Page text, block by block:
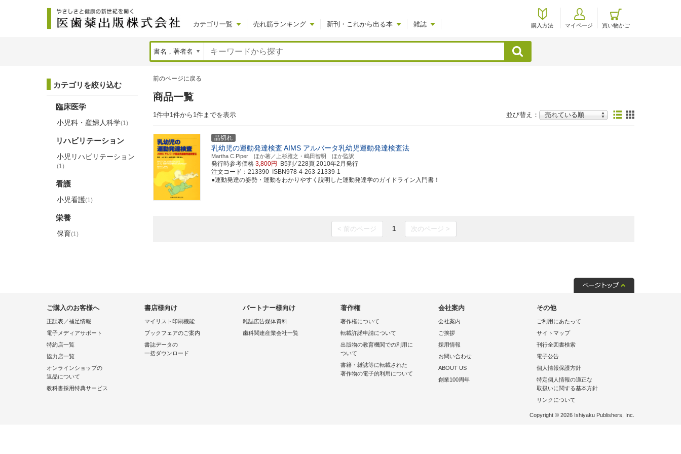
カテゴリ一覧 売れ筋ランキング 新刊・これから出る本 雑誌 購入方法 マイページ 買い物かご
検索
前のページに戻る
商品一覧
1件中1件から1件までを表示 並び替え：
品切れ
乳幼児の運動発達検査 AIMS アルバータ乳幼児運動発達検査法
Martha C.Piper ほか著／上杉雅之・嶋田智明 ほか監訳
発行時参考価格 3,800円 B5判 ⁄ 228頁 2010年2月発行
注文コード：213390 ISBN978-4-263-21339-1
●運動発達の姿勢・運動をわかりやすく説明した運動発達学のガイドライン入門書！
< 前のページ 1 次のページ >
カテゴリを絞り込む
臨床医学
小児科・産婦人科学(1)
リハビリテーション
小児リハビリテーション
(1)
看護
小児看護(1)
栄養
保育(1)
ご購入のお客様へ
正誤表／補足情報
電子メディアサポート
特約店一覧
協力店一覧
オンラインショップの
返品について
教科書採用特典サービス
書店様向け
マイリスト印刷機能
ブックフェアのご案内
書誌データの
一括ダウンロード
パートナー様向け
雑誌広告媒体資料
歯科関連産業会社一覧
著作権
著作権について
転載許諾申請について
出版物の教育機関での利用に
ついて
書籍・雑誌等に転載された
著作物の電子的利用について
会社案内
会社案内
ご挨拶
採用情報
お問い合わせ
ABOUT US
創業100周年
その他
ご利用にあたって
サイトマップ
刊行全図書検索
電子公告
個人情報保護方針
特定個人情報の適正な
取扱いに関する基本方針
リンクについて
Copyright © 2026 Ishiyaku Publishers, Inc.